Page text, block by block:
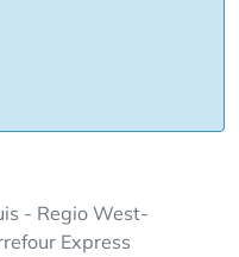
- Regio West-
Express